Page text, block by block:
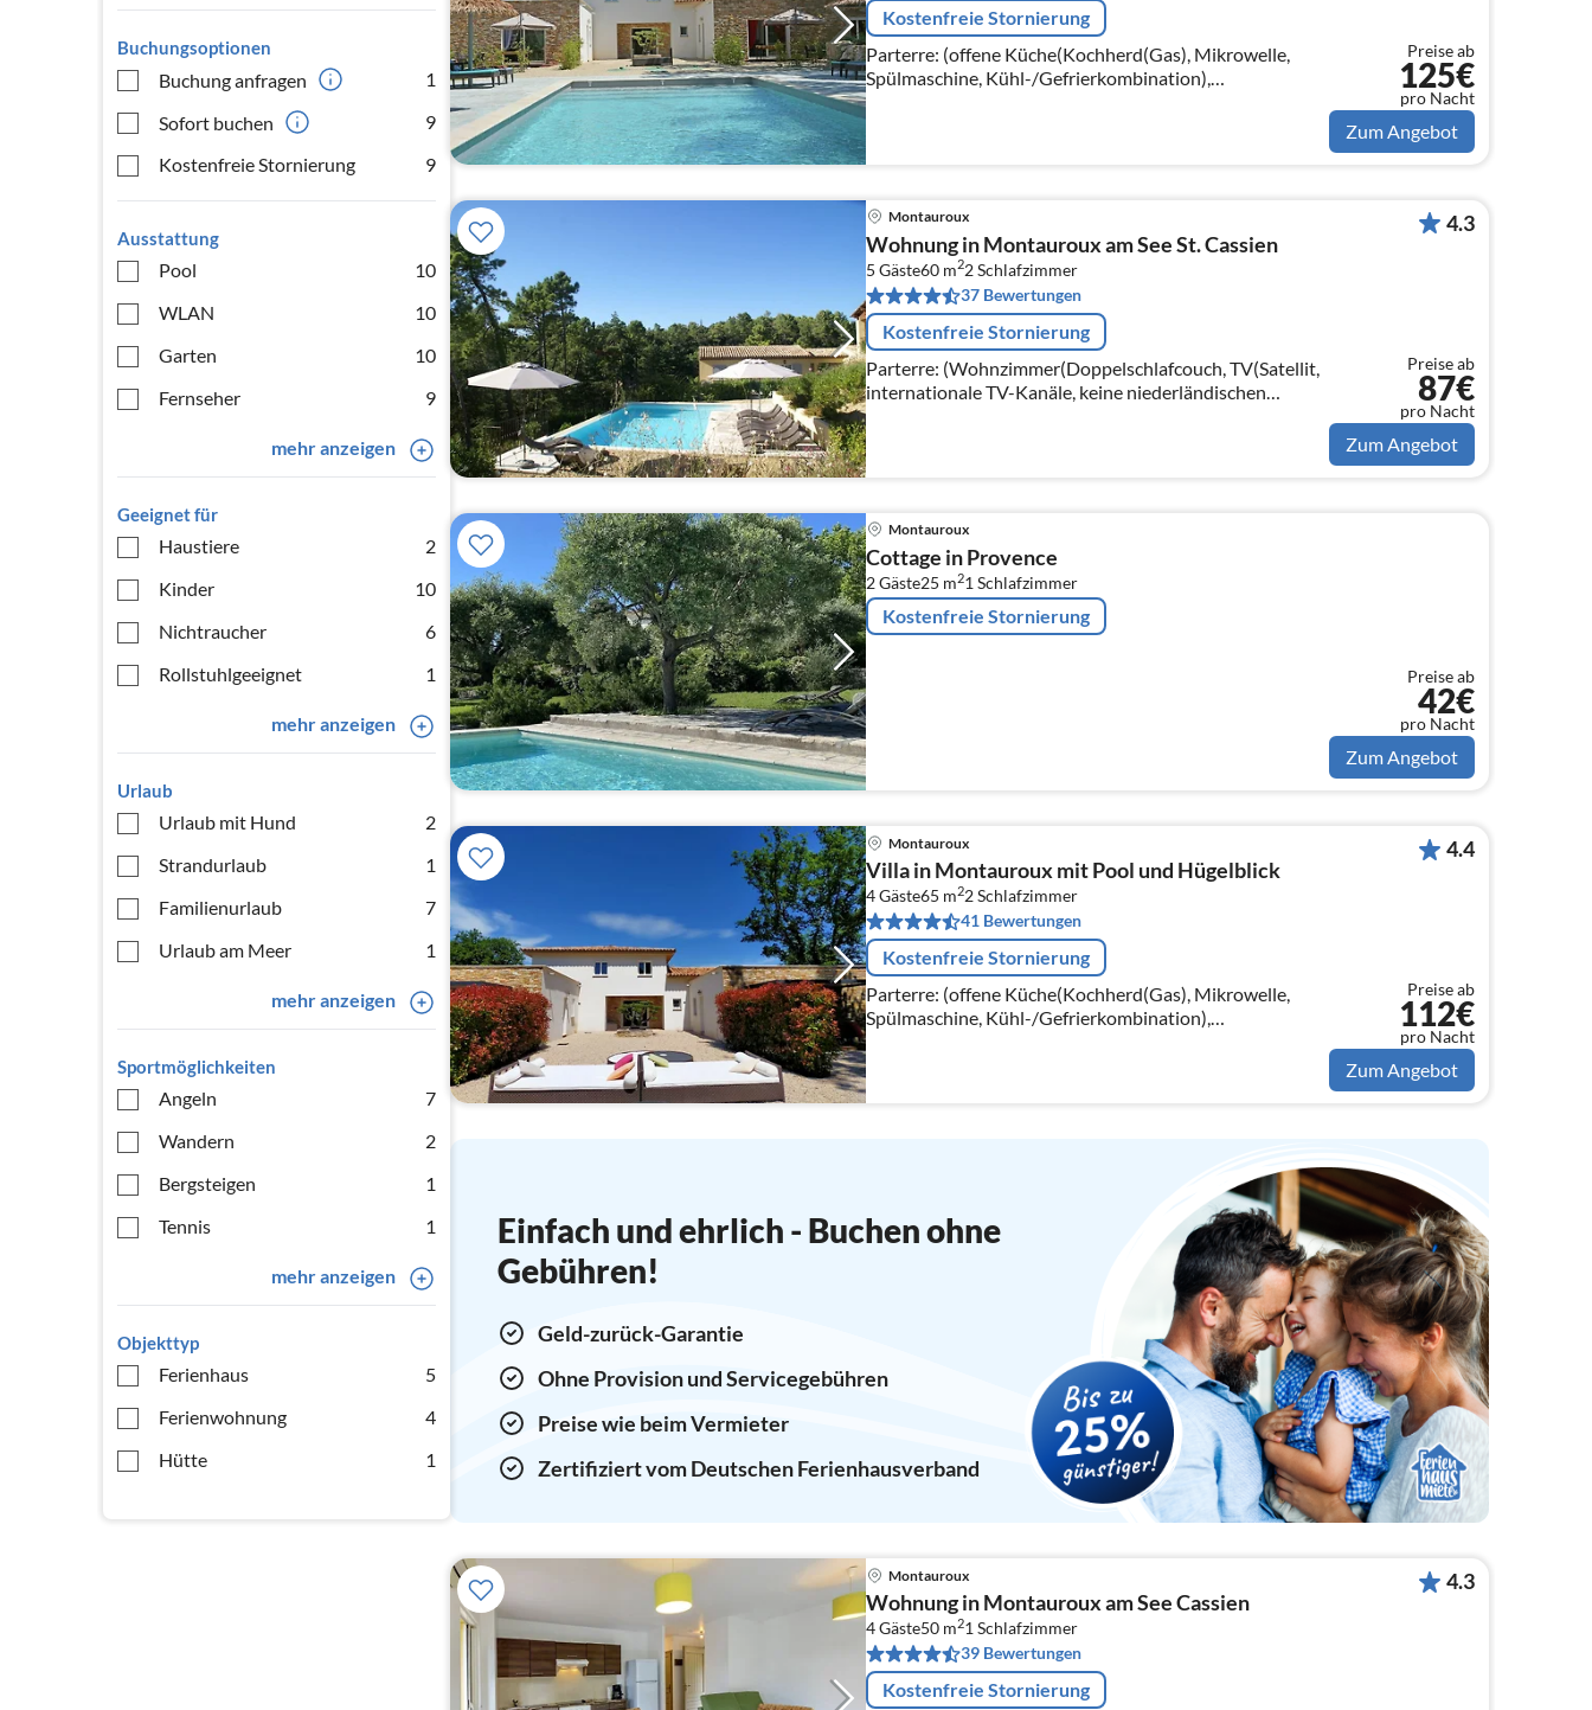
Buchungsoptionen
Buchung anfragen
1
Sofort buchen
9
Kostenfreie Stornierung
9
Ausstattung
Pool
10
WLAN
10
Garten
10
Fernseher
9
mehr anzeigen
Geeignet für
Haustiere
2
Kinder
10
Nichtraucher
6
Rollstuhlgeeignet
1
mehr anzeigen
Urlaub
Urlaub mit Hund
2
Strandurlaub
1
Familienurlaub
7
Urlaub am Meer
1
mehr anzeigen
Sportmöglichkeiten
Angeln
7
Wandern
2
Bergsteigen
1
Tennis
1
mehr anzeigen
Objekttyp
Ferienhaus
5
Ferienwohnung
4
Hütte
1
Kostenfreie Stornierung
Parterre: (offene Küche(Kochherd(Gas), Mikrowelle,
Spülmaschine, Kühl-/Gefrierkombination),
Wohn/Esszimmer(TV, Esstisch(6 Personen)),
Schlafzimmer(Doppelbett(160 x 200 cm))
Preise ab
125€
pro Nacht
Zum Angebot
Montauroux
Wohnung in Montauroux am See St. Cassien
5 Gäste60 m22Schlafzimmer
37 Bewertungen
Kostenfreie Stornierung
Parterre: (Wohnzimmer(Doppelschlafcouch, TV(Satellit,
internationale TV-Kanäle, keine niederländischen
Fernsehsender), DVD-Spieler)
4.3
Preise ab
87€
pro Nacht
Zum Angebot
Montauroux
Cottage in Provence
2 Gäste25 m21 Schlafzimmer
Kostenfreie Stornierung
Preise ab
42€
pro Nacht
Zum Angebot
Montauroux
Villa in Montauroux mit Pool und Hügelblick
4 Gäste65 m22Schlafzimmer
41 Bewertungen
Kostenfreie Stornierung
Parterre: (offene Küche(Kochherd(Gas), Mikrowelle,
Spülmaschine, Kühl-/Gefrierkombination),
Wohn/Esszimmer(TV, Esstisch(6 Personen)),
Schlafzimmer(Doppelbett(160 x 200 cm))
4.4
Preise ab
112€
pro Nacht
Zum Angebot
Einfach und ehrlich - Buchen ohne
Gebühren!
Geld-zurück-Garantie
Ohne Provision und Servicegebühren
Preise wie beim Vermieter
Zertifiziert vom Deutschen Ferienhausverband
Montauroux
Wohnung in Montauroux am See Cassien
4 Gäste50 m21Schlafzimmer
39 Bewertungen
Kostenfreie Stornierung
4.3